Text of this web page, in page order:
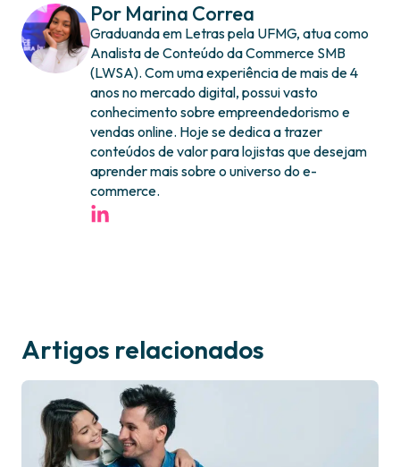
Por Marina Correa
Graduanda em Letras pela UFMG, atua como
Analista de Conteúdo da Commerce SMB
(LWSA). Com uma experiência de mais de 4
anos no mercado digital, possui vasto
conhecimento sobre empreendedorismo e
vendas online. Hoje se dedica a trazer
conteúdos de valor para lojistas que desejam
aprender mais sobre o universo do e-
commerce.
Artigos relacionados